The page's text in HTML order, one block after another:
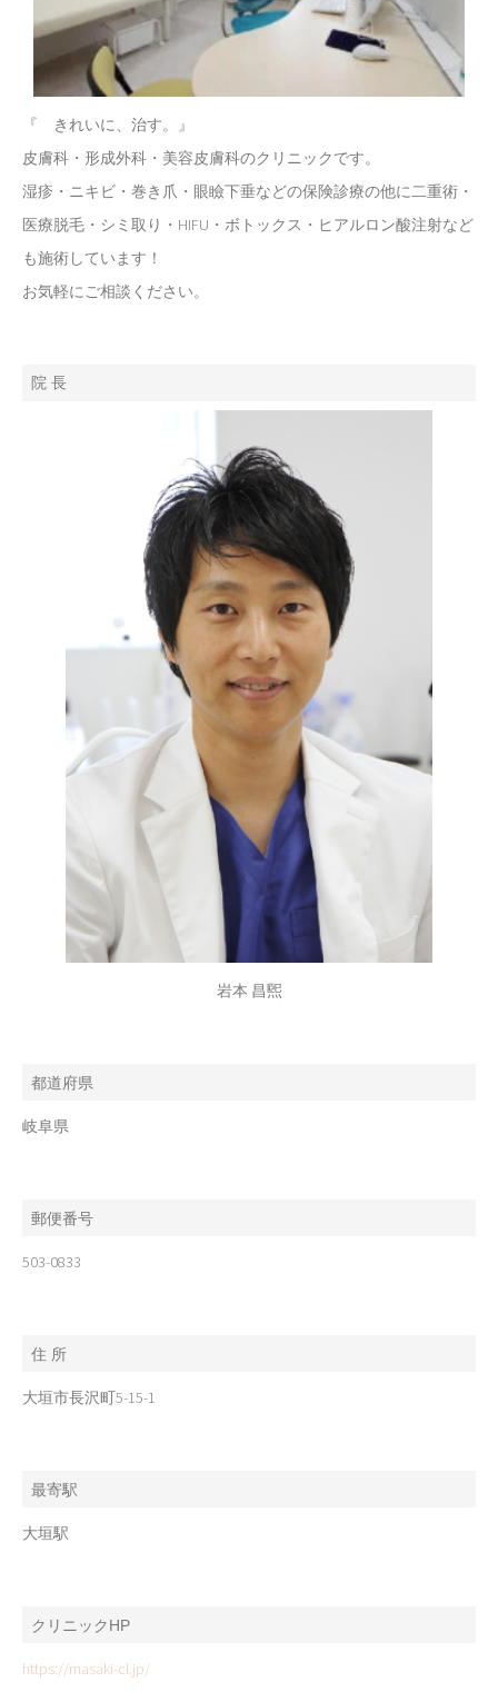
『 きれいに、治す。』
皮膚科・形成外科・美容皮膚科のクリニックです。
湿疹・ニキビ・巻き爪・眼瞼下垂などの保険診療の他に二重術・
医療脱毛・シミ取り・HIFU・ボトックス・ヒアルロン酸注射など
も施術しています！
お気軽にご相談ください。
院 長
岩本 昌煕
都道府県
岐阜県
郵便番号
503-0833
住 所
大垣市長沢町5-15-1
最寄駅
大垣駅
クリニックHP
https://masaki-cl.jp/